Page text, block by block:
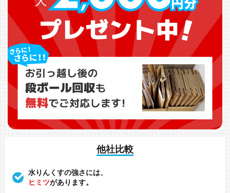
他社比較
水りんくすの強さには、
ヒミツがあります。